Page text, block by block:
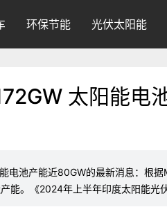
环保节能 光伏太阳能
太阳能电
电池产能近80GW的最新消息：根
能。《2024年上半年印度太阳能光